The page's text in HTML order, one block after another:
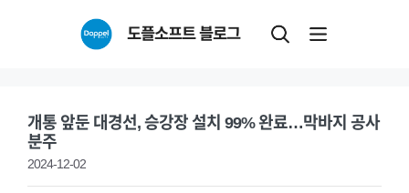
도플소프트 블로그
개통 앞둔 대경선, 승강장 설치 99% 완료…막바지 공사
분주
2024-12-02